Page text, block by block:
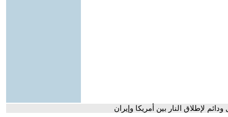
لإطلاق النار بين أمريكا وإيران